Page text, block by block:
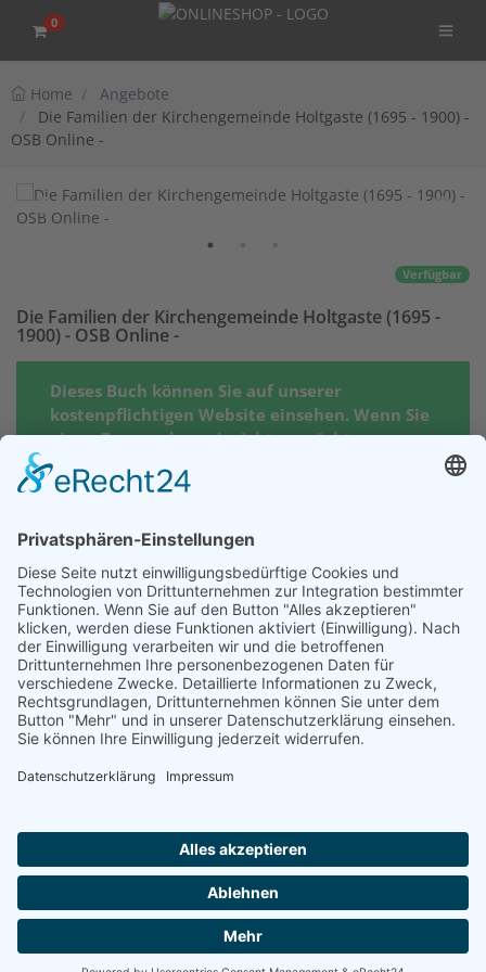
0
Home
Angebote
Die Familien der Kirchengemeinde Holtgaste (1695 - 1900) -
OSB Online -
Verfügbar
Die Familien der Kirchengemeinde Holtgaste (1695 -
1900) - OSB Online -
Dieses Buch können Sie auf unserer
kostenpflichtigen Website einsehen. Wenn Sie
einen Zugang dazu einrichten möchten,
klicken Sie bitte auf den Button "Zugang
einrichten".
Die Familien der Kirchengemeinde Holtgaste (1695 - 1900)
Wilhelm Lange, 2001
Ostfr. OSB 59, Dt. OSB A 299
ISBN 3-934508-05-7
330 Seiten
Zugang einrichten